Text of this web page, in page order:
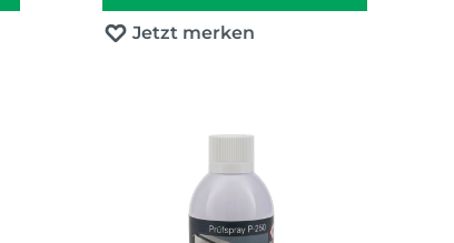
Jetzt merken